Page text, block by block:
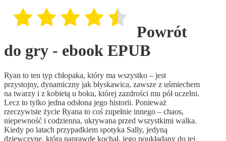
Powrót
do gry - ebook EPUB
Ryan to ten typ chłopaka, który ma wszystko – jest
przystojny, dynamiczny jak błyskawica, zawsze z uśmiechem
na twarzy i z kobietą u boku, której zazdrości mu pół uczelni.
Lecz to tylko jedna odsłona jego historii. Ponieważ
rzeczywiste życie Ryana to coś zupełnie innego – chaos,
niepewność i codzienna, ukrywana przed wszystkimi walka.
Kiedy po latach przypadkiem spotyka Sally, jedyną
dziewczynę, którą naprawdę kochał, jego poukładany do tej